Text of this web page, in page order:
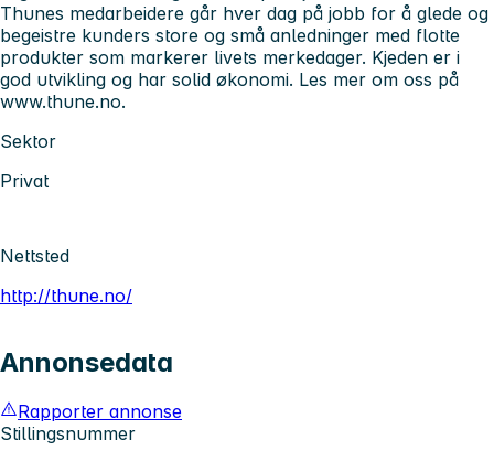
Thunes medarbeidere går hver dag på jobb for å glede og
begeistre kunders store og små anledninger med flotte
produkter som markerer livets merkedager. Kjeden er i
god utvikling og har solid økonomi. Les mer om oss på
www.thune.no.
Sektor
Privat
Nettsted
http://thune.no/
Annonsedata
Rapporter annonse
Stillingsnummer